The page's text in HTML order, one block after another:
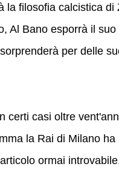
la filosofia calcistica
Al Bano esporrà il
per delle
certi casi oltre
la Rai di Milano
ormai